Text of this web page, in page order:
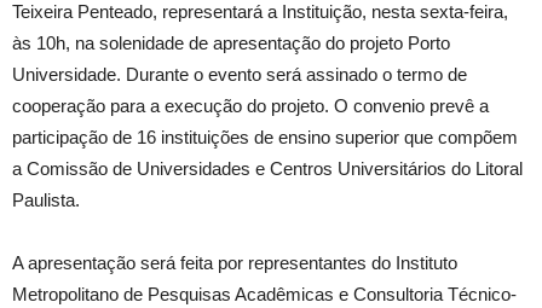
Teixeira Penteado, representará a Instituição, nesta sexta-feira,
às 10h, na solenidade de apresentação do projeto Porto
Universidade. Durante o evento será assinado o termo de
cooperação para a execução do projeto. O convenio prevê a
participação de 16 instituições de ensino superior que compõem
a Comissão de Universidades e Centros Universitários do Litoral
Paulista.
A apresentação será feita por representantes do Instituto
Metropolitano de Pesquisas Acadêmicas e Consultoria Técnico-